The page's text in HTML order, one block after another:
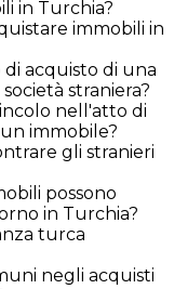
in Turchia?
immobili in
acquisto di una
straniera?
nell'atto di
immobile?
gli stranieri
possono
in Turchia?
turca
negli acquisti